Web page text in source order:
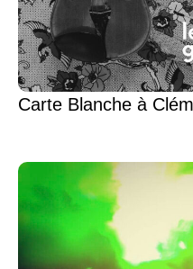
Carte Blanche à